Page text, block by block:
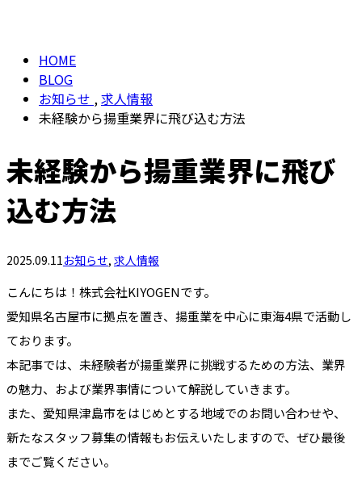
HOME
BLOG
お知らせ ,求人情報
未経験から揚重業界に飛び込む方法
未経験から揚重業界に飛び
込む方法
2025.09.11お知らせ, 求人情報
こんにちは！株式会社KIYOGENです。
愛知県名古屋市に拠点を置き、揚重業を中心に東海4県で活動し
ております。
本記事では、未経験者が揚重業界に挑戦するための方法、業界
の魅力、および業界事情について解説していきます。
また、愛知県津島市をはじめとする地域でのお問い合わせや、
新たなスタッフ募集の情報もお伝えいたしますので、ぜひ最後
までご覧ください。